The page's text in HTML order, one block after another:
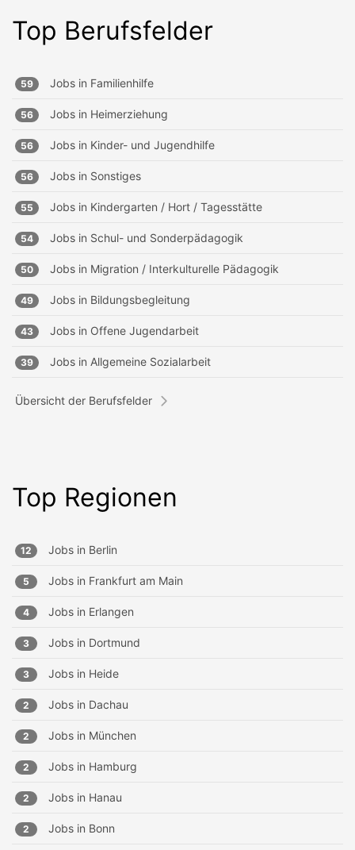
Top Berufsfelder
59 Jobs in Familienhilfe
56 Jobs in Heimerziehung
56 Jobs in Kinder- und Jugendhilfe
56 Jobs in Sonstiges
55 Jobs in Kindergarten / Hort / Tagesstätte
54 Jobs in Schul- und Sonderpädagogik
50 Jobs in Migration / Interkulturelle Pädagogik
49 Jobs in Bildungsbegleitung
43 Jobs in Offene Jugendarbeit
39 Jobs in Allgemeine Sozialarbeit
Übersicht der Berufsfelder
Top Regionen
12 Jobs in Berlin
5 Jobs in Frankfurt am Main
4 Jobs in Erlangen
3 Jobs in Dortmund
3 Jobs in Heide
2 Jobs in Dachau
2 Jobs in München
2 Jobs in Hamburg
2 Jobs in Hanau
2 Jobs in Bonn